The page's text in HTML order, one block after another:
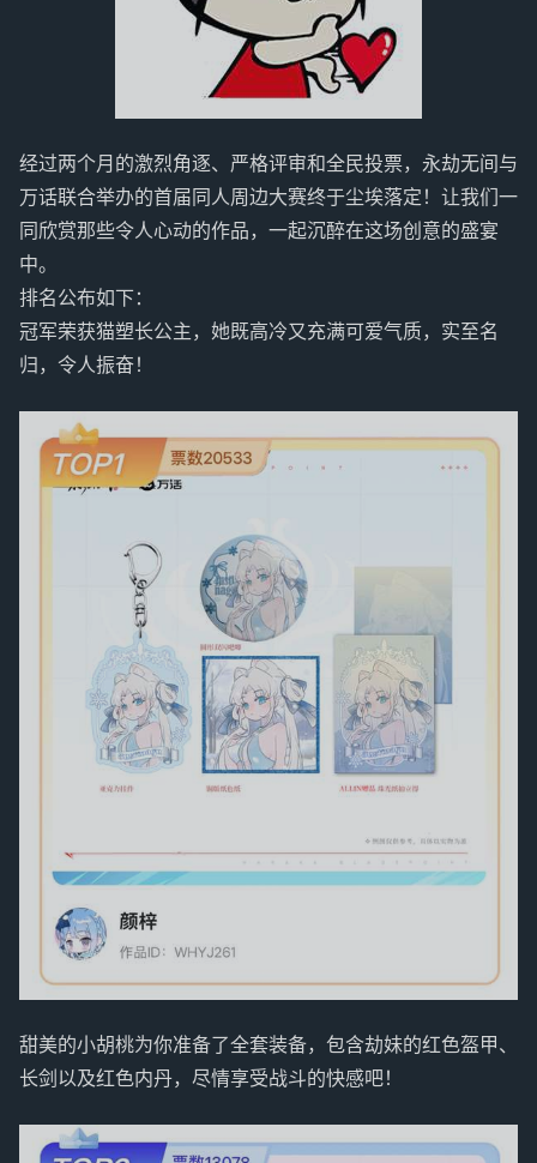
经过两个月的激烈角逐、严格评审和全民投票，永劫无间与
万话联合举办的首届同人周边大赛终于尘埃落定！让我们一
同欣赏那些令人心动的作品，一起沉醉在这场创意的盛宴
中。
排名公布如下：
冠军荣获猫塑长公主，她既高冷又充满可爱气质，实至名
归，令人振奋！
甜美的小胡桃为你准备了全套装备，包含劫妹的红色盔甲、
长剑以及红色内丹，尽情享受战斗的快感吧！